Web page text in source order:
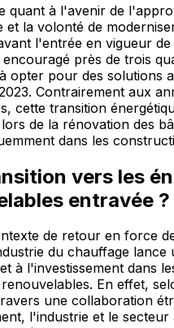
quant à l'avenir de
et la volonté de
l'entrée en vigueur
près de trois
opter pour des solutions
Contrairement aux
cette transition
de la rénovation des
dans les
vers les
entravée ?
de retour en force
du chauffage lance
à l'investissement dans
En effet,
une collaboration
l'industrie et le secteur